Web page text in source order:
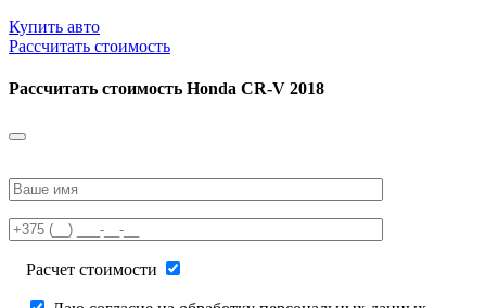
Купить авто
Рассчитать стоимость
Рассчитать стоимость Honda CR-V 2018
leave
field
empty.
Расчет стоимости